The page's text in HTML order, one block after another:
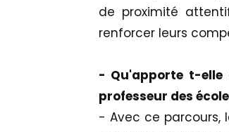
de proximité
renforcer leurs
- Qu'apporte t-elle
professeur des
- Avec ce parcours,